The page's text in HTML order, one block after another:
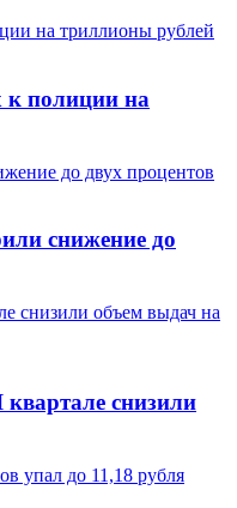
на триллионы рублей
к полиции на
до двух процентов
снижение до
снизили объем выдач на
снизили
упал до 11,18 рубля